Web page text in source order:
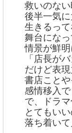
救いのな
後半一気
生きるっ
舞台にな
情景が鮮
「店長が
だけど表
書店こと
感情移入
で、ドラ
とてもい
落ち着い